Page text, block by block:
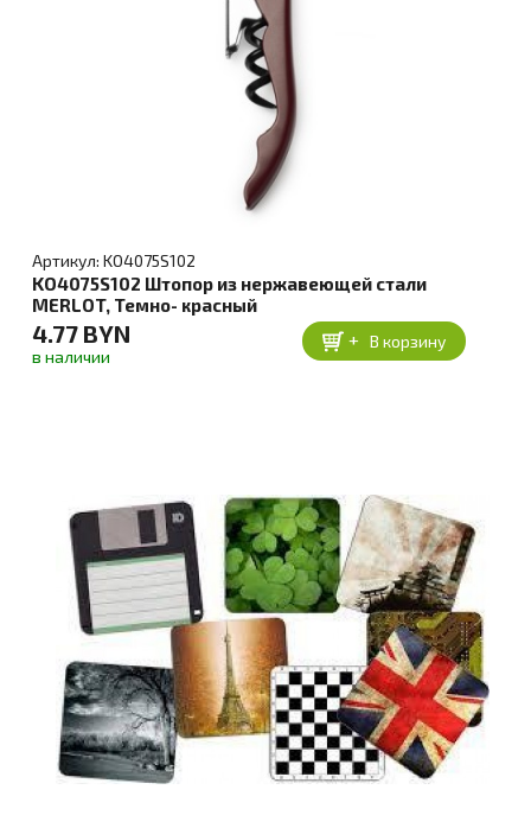
Артикул: KO4075S102
KO4075S102 Штопор из нержавеющей стали
MERLOT, Темно- красный
4.77 BYN
в наличии
+ В корзину